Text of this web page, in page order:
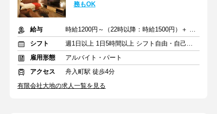
務もOK
給与
時給1200円～（22時以降：時給1500円）＋ 特別手当あり
シフト
週1日以上 1日5時間以上 シフト自由・自己申告
雇用形態
アルバイト・パート
アクセス
舟入町駅 徒歩4分
有限会社大地の求人一覧を見る